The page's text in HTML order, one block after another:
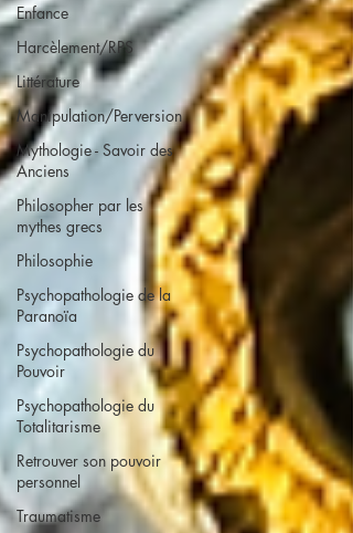
Enfance
Harcèlement/RPS
Littérature
Manipulation/Perversion
Mythologie - Savoir des
Anciens
Philosopher par les
mythes grecs
Philosophie
Psychopathologie de la
Paranoïa
Psychopathologie du
Pouvoir
Psychopathologie du
Totalitarisme
Retrouver son pouvoir
personnel
Traumatisme